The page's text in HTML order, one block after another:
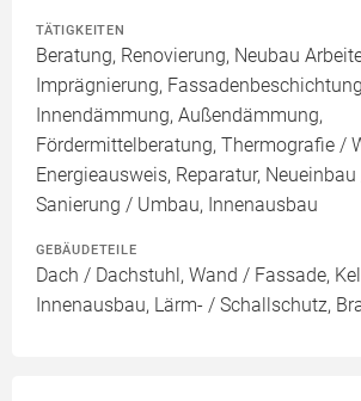
TÄTIGKEITEN
Beratung, Renovierung, Neubau
Imprägnierung,
Innendämmung, Außendämmung,
Fördermittelberatung, Thermografie /
Energieausweis, Reparatur,
Sanierung / Umbau, Innenausbau
GEBÄUDETEILE
Dach / Dachstuhl, Wand / Fassade,
Innenausbau, Lärm- / Schallschutz,